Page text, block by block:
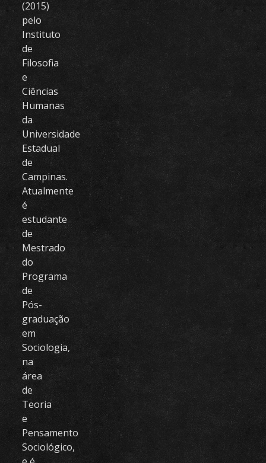
(2015)
pelo
Instituto
de
Filosofia
e
Ciências
Humanas
da
Universidade
Estadual
de
Campinas.
Atualmente
é
estudante
de
Mestrado
do
Programa
de
Pós-
graduação
em
Sociologia,
na
área
de
Teoria
e
Pensamento
Sociológico,